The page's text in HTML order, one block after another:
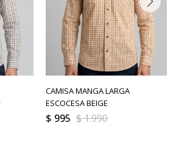
CAMISA MANGA LARGA
ESCOCESA BEIGE
$ 995 $1.990